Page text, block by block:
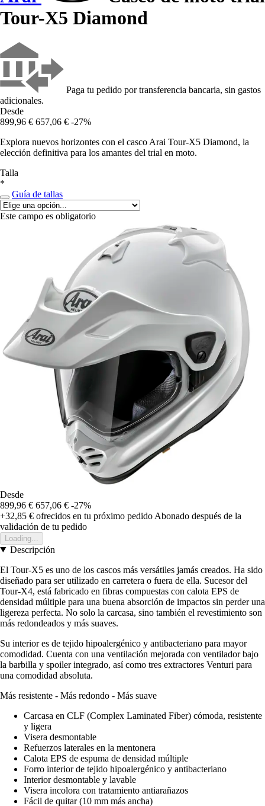
Tour-X5 Diamond
Paga tu pedido por transferencia bancaria, sin gastos
adicionales.
Desde
899,96 € 657,06 € -27%
Explora nuevos horizontes con el casco Arai Tour-X5 Diamond, la
elección definitiva para los amantes del trial en moto.
Talla
*
Guía de tallas
Este campo es obligatorio
Desde
899,96 € 657,06 € -27%
+32,85 € ofrecidos en tu próximo pedido Abonado después de la
validación de tu pedido
Loading...
Descripción
El Tour-X5 es uno de los cascos más versátiles jamás creados. Ha sido
diseñado para ser utilizado en carretera o fuera de ella. Sucesor del
Tour-X4, está fabricado en fibras compuestas con calota EPS de
densidad múltiple para una buena absorción de impactos sin perder una
ligereza perfecta. No solo la carcasa, sino también el revestimiento son
más redondeados y más suaves.
Su interior es de tejido hipoalergénico y antibacteriano para mayor
comodidad. Cuenta con una ventilación mejorada con ventilador bajo
la barbilla y spoiler integrado, así como tres extractores Venturi para
una comodidad absoluta.
Más resistente - Más redondo - Más suave
Carcasa en CLF (Complex Laminated Fiber) cómoda, resistente
y ligera
Visera desmontable
Refuerzos laterales en la mentonera
Calota EPS de espuma de densidad múltiple
Forro interior de tejido hipoalergénico y antibacteriano
Interior desmontable y lavable
Visera incolora con tratamiento antiarañazos
Fácil de quitar (10 mm más ancha)